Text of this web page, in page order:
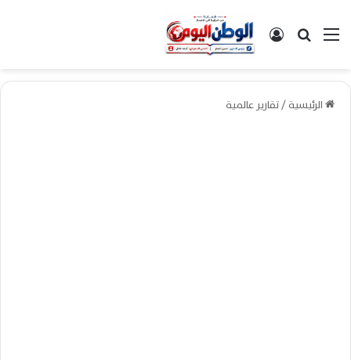
القائمةبحث عن تسجيل الدخول
الرئيسية/تقارير عالمية